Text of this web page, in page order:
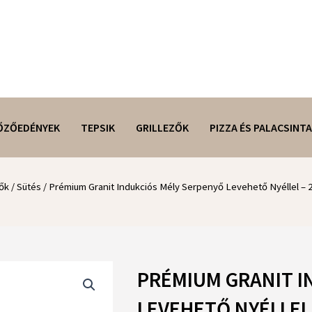
TEPSIK GRILLEZŐK PIZZA ÉS PALACSINTA
/Sütés / Prémium Granit Indukciós Mély Serpenyő Levehető Nyéllel –
PRÉMIUM GRANIT